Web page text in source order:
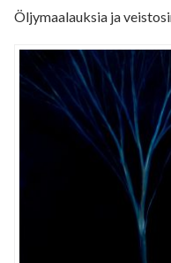
Öljymaalauksia ja